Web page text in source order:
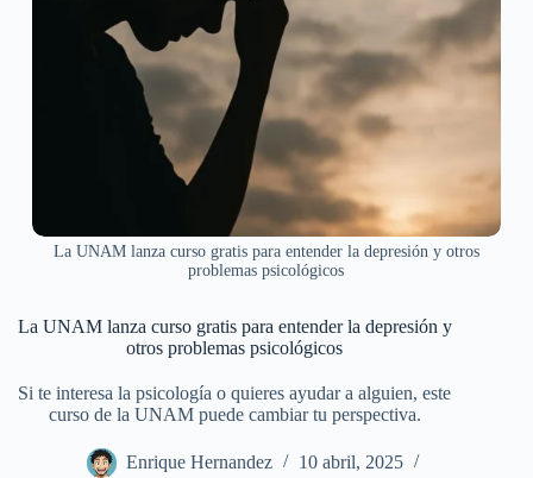
La UNAM lanza curso gratis para entender la depresión y otros
problemas psicológicos
La UNAM lanza curso gratis para entender la depresión y
otros problemas psicológicos
Si te interesa la psicología o quieres ayudar a alguien, este
curso de la UNAM puede cambiar tu perspectiva.
Enrique Hernandez
10 abril, 2025